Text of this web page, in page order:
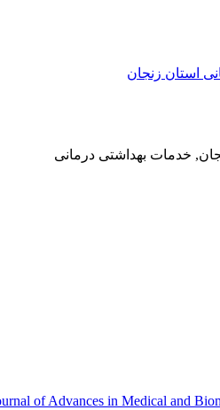
استان‌ زنجان
خدمات‌ بهداشتی‌ درمانی‌
of Advances in Medical and